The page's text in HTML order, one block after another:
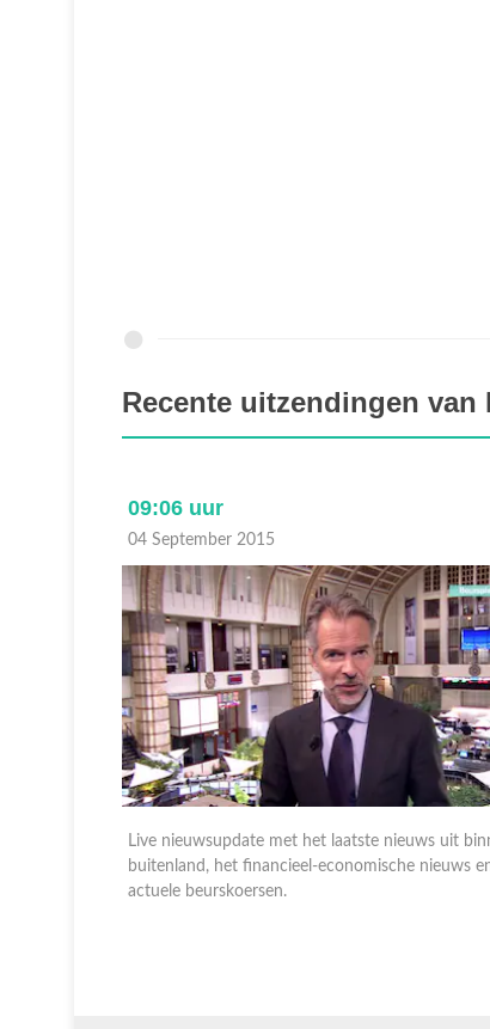
Recente uitzendingen van
09:06 uur
04 September 2015
Live nieuwsupdate met het laatste nieuws uit
buitenland, het financieel-economische nieuws
actuele beurskoersen.